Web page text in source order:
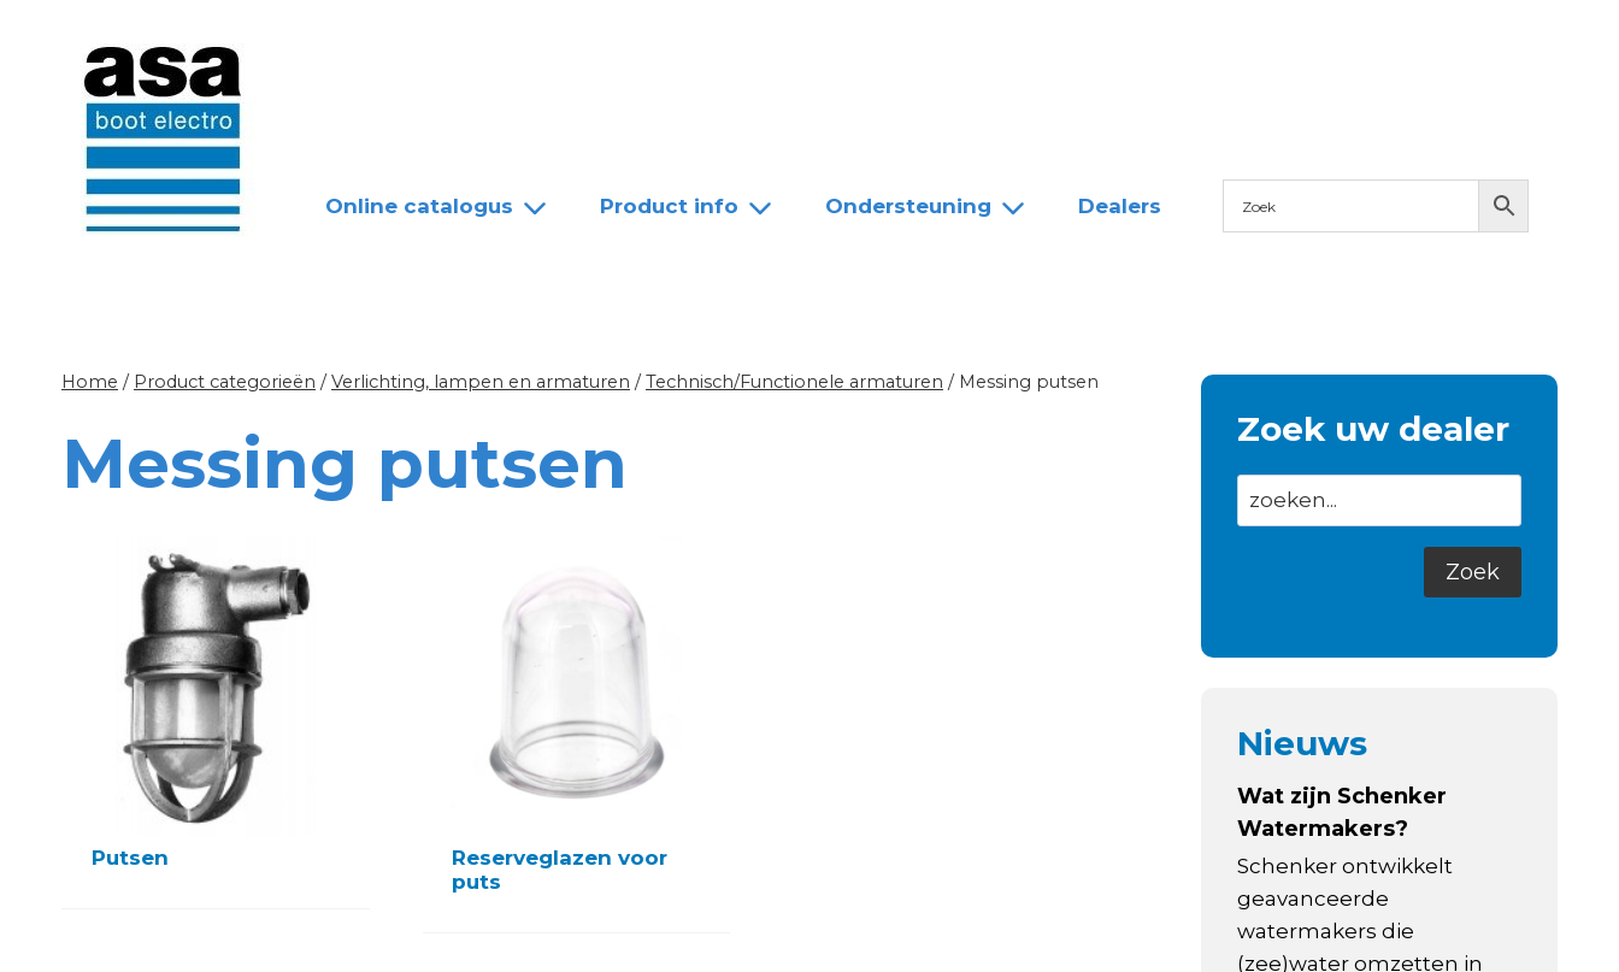
Online catalogus Product info Ondersteuning Dealers
Home / Product categorieën / Verlichting, lampen en armaturen / Technisch/Functionele armaturen / Messing putsen
Messing putsen
Putsen
Reserveglazen voor
puts
Zoek uw dealer
Nieuws
Wat zijn Schenker
Watermakers?
Schenker ontwikkelt
geavanceerde
watermakers die
(zee)water omzetten in